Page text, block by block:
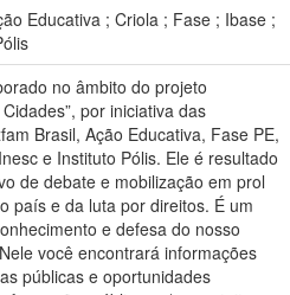
Educativa ; Criola ; Fase ; Ibase ;
no âmbito do projeto
por iniciativa das
Brasil, Ação Educativa, Fase PE,
e Instituto Pólis. Ele é resultado
de debate e mobilização em prol
país e da luta por direitos. É um
e defesa do nosso
você encontrará informações
públicas e oportunidades